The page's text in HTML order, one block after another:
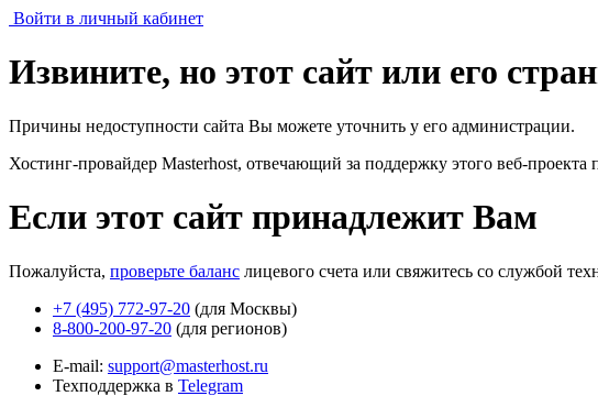
Войти в личный кабинет
Извините, но этот сайт или его
Причины недоступности сайта Вы можете уточнить у его администрации.
Хостинг-провайдер Masterhost, отвечающий за поддержку этого веб-проекта
Если этот сайт принадлежит Вам
Пожалуйста, проверьте баланс лицевого счета или свяжитесь со службой
+7 (495) 772-97-20 (для Москвы)
8-800-200-97-20 (для регионов)
E-mail: support@masterhost.ru
Техподдержка в Telegram